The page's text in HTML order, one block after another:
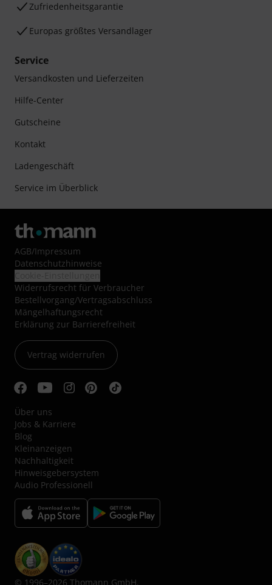
Zufriedenheitsgarantie
Europas größtes Versandlager
Service
Versandkosten und Lieferzeiten
Hilfe-Center
Gutscheine
Kontakt
Ladengeschäft
Service im Überblick
AGB/Impressum
Datenschutzhinweise
Widerrufsrecht für Verbraucher
Bestellvorgang/Vertragsabschluss
Mängelhaftungsrecht
Erklärung zur Barrierefreiheit
Vertrag widerrufen
Über uns
Jobs & Karriere
Blog
Kleinanzeigen
Nachhaltigkeit
Hinweisgebersystem
Audio Professionell
© 1996–2026 Thomann GmbH.